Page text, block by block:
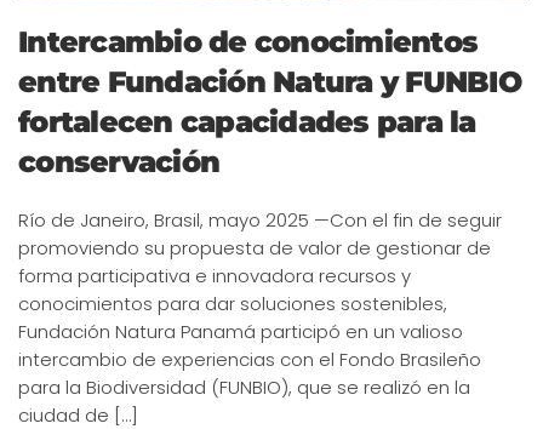
Intercambio de conocimientos
entre Fundación Natura y FUNBIO
fortalecen capacidades para la
conservación
Río de Janeiro, Brasil, mayo 2025 —Con el fin de seguir
promoviendo su propuesta de valor de gestionar de
forma participativa e innovadora recursos y
conocimientos para dar soluciones sostenibles,
Fundación Natura Panamá participó en un valioso
intercambio de experiencias con el Fondo Brasileño
para la Biodiversidad (FUNBIO), que se realizó en la
ciudad de […]